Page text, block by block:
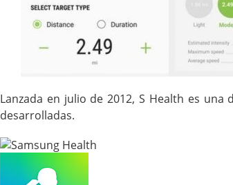
Lanzada en julio de 2012, S Health es una
desarrolladas.